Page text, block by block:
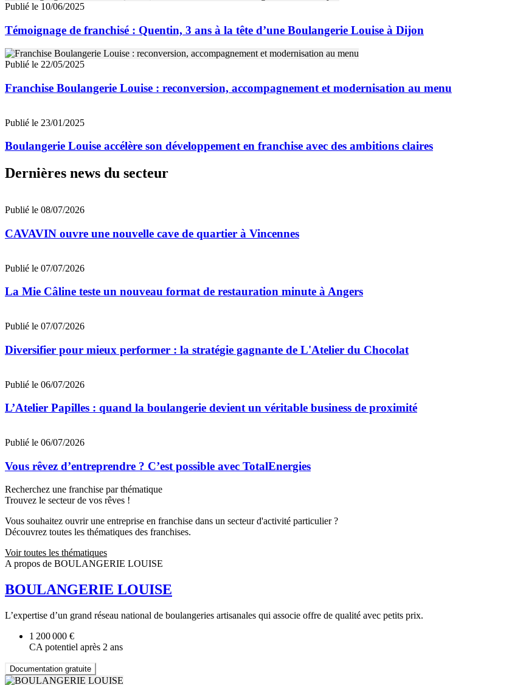
Publié le 10/06/2025
Témoignage de franchisé : Quentin, 3 ans à la tête d’une Boulangerie Louise à Dijon
Publié le 22/05/2025
Franchise Boulangerie Louise : reconversion, accompagnement et modernisation au menu
Publié le 23/01/2025
Boulangerie Louise accélère son développement en franchise avec des ambitions claires
Dernières news du secteur
Publié le 08/07/2026
CAVAVIN ouvre une nouvelle cave de quartier à Vincennes
Publié le 07/07/2026
La Mie Câline teste un nouveau format de restauration minute à Angers
Publié le 07/07/2026
Diversifier pour mieux performer : la stratégie gagnante de L'Atelier du Chocolat
Publié le 06/07/2026
L’Atelier Papilles : quand la boulangerie devient un véritable business de proximité
Publié le 06/07/2026
Vous rêvez d’entreprendre ? C’est possible avec TotalEnergies
Recherchez une franchise par thématique
Trouvez le secteur de vos rêves !
Vous souhaitez ouvrir une entreprise en franchise dans un secteur d'activité particulier ?
Découvrez toutes les thématiques des franchises.
Voir toutes les thématiques
A propos de BOULANGERIE LOUISE
BOULANGERIE LOUISE
L’expertise d’un grand réseau national de boulangeries artisanales qui associe offre de qualité avec petits prix.
1 200 000 €
CA potentiel après 2 ans
Documentation gratuite